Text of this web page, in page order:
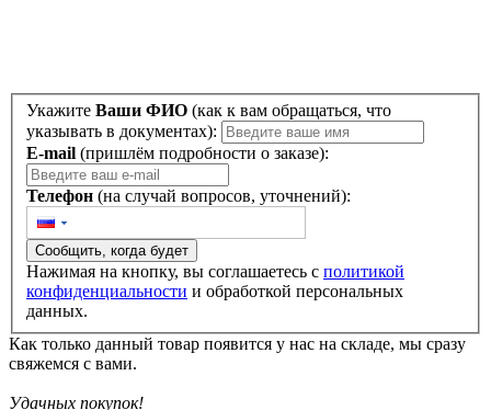
Укажите Ваши ФИО
указывать в документах):
E-mail (пришлём подробности о заказе):
Телефон (на случай вопросов, уточнений):
Сообщить, когда будет
Нажимая на кнопку, вы соглашаетесь с политикой
конфиденциальности
данных.
Как только данный товар появится у нас на складе, мы сразу
свяжемся с вами.
Удачных покупок!